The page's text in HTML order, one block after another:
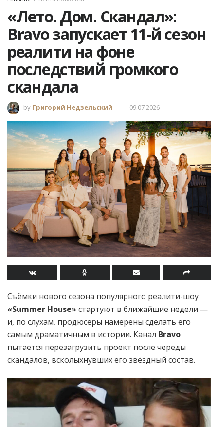
«Лето. Дом. Скандал»:
Bravo запускает 11-й сезон
реалити на фоне
последствий громкого
скандала
by Григорий Недзельский 09.07.2026
Съёмки нового сезона популярного реалити-шоу
«Summer House» стартуют в ближайшие недели —
и, по слухам, продюсеры намерены сделать его
самым драматичным в истории. Канал Bravo
пытается перезагрузить проект после череды
скандалов, всколыхнувших его звёздный состав.